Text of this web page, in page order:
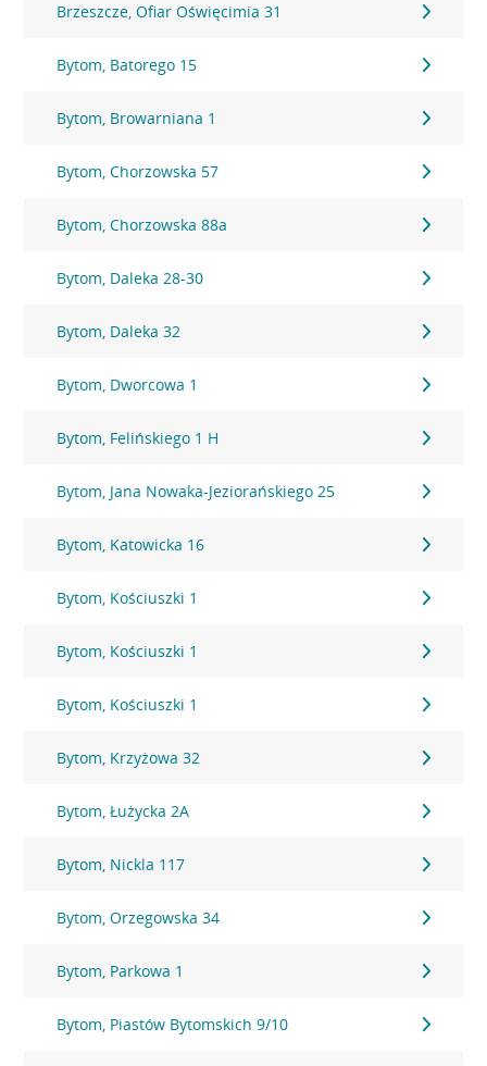
Brzeszcze, Ofiar Oświęcimia 31
Bytom, Batorego 15
Bytom, Browarniana 1
Bytom, Chorzowska 57
Bytom, Chorzowska 88a
Bytom, Daleka 28-30
Bytom, Daleka 32
Bytom, Dworcowa 1
Bytom, Felińskiego 1 H
Bytom, Jana Nowaka-Jeziorańskiego 25
Bytom, Katowicka 16
Bytom, Kościuszki 1
Bytom, Kościuszki 1
Bytom, Kościuszki 1
Bytom, Krzyżowa 32
Bytom, Łużycka 2A
Bytom, Nickla 117
Bytom, Orzegowska 34
Bytom, Parkowa 1
Bytom, Piastów Bytomskich 9/10